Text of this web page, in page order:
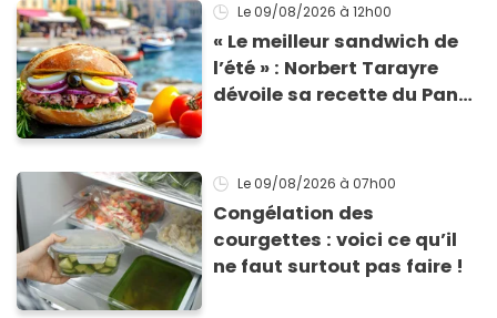
Le 09/08/2026 à 12h00
« Le meilleur sandwich de
l’été » : Norbert Tarayre
dévoile sa recette du Pan
Le 09/08/2026 à 07h00
Congélation des
courgettes : voici ce qu’il
ne faut surtout pas faire !